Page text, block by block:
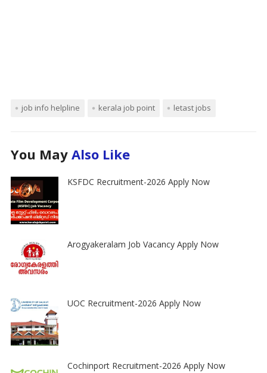
job info helpline kerala job point letast jobs
You May Also Like
KSFDC Recruitment-2026 Apply Now
Arogyakeralam Job Vacancy Apply Now
UOC Recruitment-2026 Apply Now
Cochinport Recruitment-2026 Apply Now